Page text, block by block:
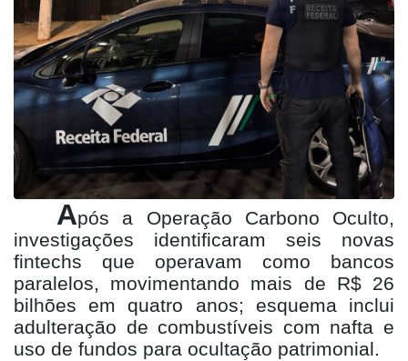
Após a Operação Carbono Oculto,
investigações identificaram seis novas
fintechs que operavam como bancos
paralelos, movimentando mais de R$ 26
bilhões em quatro anos; esquema inclui
adulteração de combustíveis com nafta e
uso de fundos para ocultação patrimonial.